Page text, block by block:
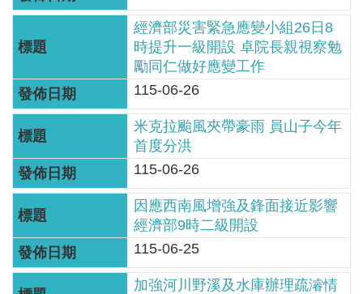
資
訊
服
務
關
於
本
署
網
站
導
經濟部災害緊急應變小組26日8
時提升一級開設 卓院長親視察勉
勵同仁做好應變工作
115-06-26
米克拉颱風夾帶豪雨 員山子今年
首度分洪
115-06-26
因應西南風增強及鋒面接近影響
經濟部9時二級開設
115-06-25
加強河川野溪及水庫辦理疏濬情